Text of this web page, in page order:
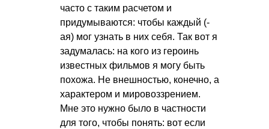
часто с таким расчетом и
придумываются: чтобы каждый (-
ая) мог узнать в них себя. Так вот я
задумалась: на кого из героинь
известных фильмов я могу быть
похожа. Не внешностью, конечно, а
характером и мировоззрением.
Мне это нужно было в частности
для того, чтобы понять: вот если